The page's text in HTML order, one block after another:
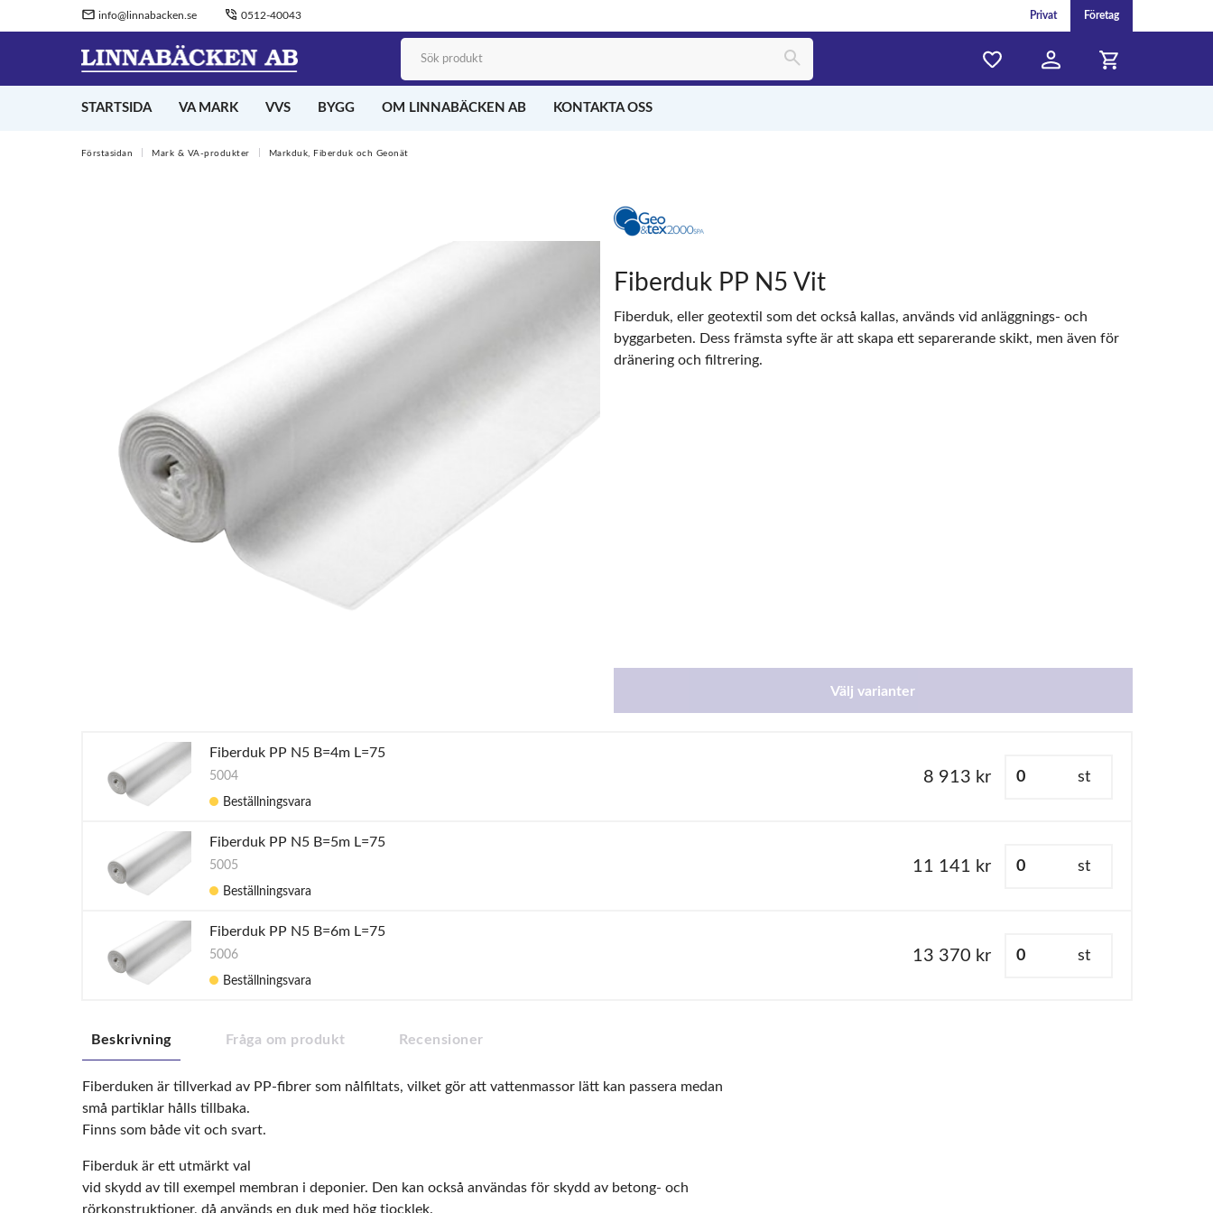
Privat Företag
info@linnabacken.se 0512-40043
STARTSIDA VA MARK VVS BYGG OM LINNABÄCKEN AB KONTAKTA OSS
Förstasidan Mark & VA-produkter Markduk, Fiberduk och Geonät
Fiberduk PP N5 Vit
Fiberduk, eller geotextil som det också kallas, används vid anläggnings- och
byggarbeten. Dess främsta syfte är att skapa ett separerande skikt, men även för
dränering och filtrering.
Välj varianter
Fiberduk PP N5 B=4m L=75
5004
Beställningsvara
8 913 kr st
Fiberduk PP N5 B=5m L=75
5005
Beställningsvara
11 141 kr st
Fiberduk PP N5 B=6m L=75
5006
Beställningsvara
13 370 kr st
Beskrivning Fråga om produkt Recensioner
Fiberduken är tillverkad av PP-fibrer som nålfiltats, vilket gör att vattenmassor lätt kan passera medan
små partiklar hålls tillbaka.
Finns som både vit och svart.
Fiberduk är ett utmärkt val
vid skydd av till exempel membran i deponier. Den kan också användas för skydd av betong- och
rörkonstruktioner, då används en duk med hög tjocklek.